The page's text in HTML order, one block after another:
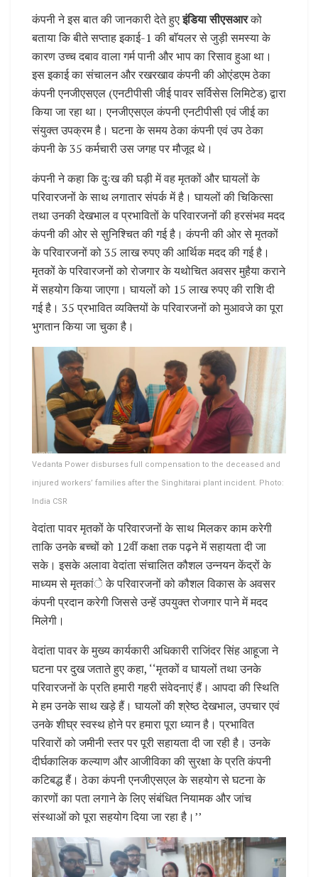
कंपनी ने इस बात की जानकारी देते हुएइंडिया सीएसआरको
बताया कि बीते सप्ताह इकाई-1 की बाॅयलर से जुड़ी समस्या के
कारण उच्च दबाव वाला गर्म पानी और भाप का रिसाव हुआ था।
इस इकाई का संचालन और रखरखाव कंपनी की ओएंडएम ठेका
कंपनी एनजीएसएल (एनटीपीसी जीई पावर सर्विसेस लिमिटेड) द्वारा
किया जा रहा था। एनजीएसएल कंपनी एनटीपीसी एवं जीई का
संयुक्त उपक्रम है। घटना के समय ठेका कंपनी एवं उप ठेका
कंपनी के 35 कर्मचारी उस जगह पर मौजूद थे।
कंपनी ने कहा कि दुःख की घड़ी में वह मृतकों और घायलों के
परिवारजनों के साथ लगातार संपर्क में है। घायलों की चिकित्सा
तथा उनकी देखभाल व प्रभावितों के परिवारजनों की हरसंभव मदद
कंपनी की ओर से सुनिश्चित की गई है। कंपनी की ओर से मृतकों
के परिवारजनों को 35 लाख रुपए की आर्थिक मदद की गई है।
मृतकों के परिवारजनों को रोजगार के यथोचित अवसर मुहैया कराने
में सहयोग किया जाएगा। घायलों को 15 लाख रुपए की राशि दी
गई है। 35 प्रभावित व्यक्तियों के परिवारजनों को मुआवजे का पूरा
भुगतान किया जा चुका है।
Vedanta Power disburses full compensation to the deceased and
injured workers’ families after the Singhitarai plant incident. Photo:
India CSR
वेदांता पावर मृतकों के परिवारजनों के साथ मिलकर काम करेगी
ताकि उनके बच्चों को 12वीं कक्षा तक पढ़ने में सहायता दी जा
सके। इसके अलावा वेदांता संचालित कौशल उन्नयन केंद्रों के
माध्यम से मृतकांे के परिवारजनों को कौशल विकास के अवसर
कंपनी प्रदान करेगी जिससे उन्हें उपयुक्त रोजगार पाने में मदद
मिलेगी।
वेदांता पावर के मुख्य कार्यकारी अधिकारी राजिंदर सिंह आहूजा ने
घटना पर दुख जताते हुए कहा, ‘‘मृतकों व घायलों तथा उनके
परिवारजनों के प्रति हमारी गहरी संवेदनाएं हैं। आपदा की स्थिति
मे हम उनके साथ खड़े हैं। घायलों की श्रेष्ठ देखभाल, उपचार एवं
उनके शीघ्र स्वस्थ होने पर हमारा पूरा ध्यान है। प्रभावित
परिवारों को जमीनी स्तर पर पूरी सहायता दी जा रही है। उनके
दीर्घकालिक कल्याण और आजीविका की सुरक्षा के प्रति कंपनी
कटिबद्ध हैं। ठेका कंपनी एनजीएसएल के सहयोग से घटना के
कारणों का पता लगाने के लिए संबंधित नियामक और जांच
संस्थाओं को पूरा सहयोग दिया जा रहा है।’’